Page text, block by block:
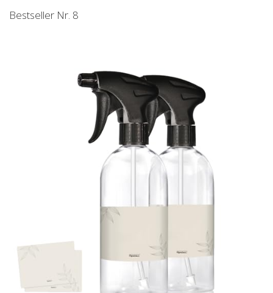
Bestseller Nr. 8